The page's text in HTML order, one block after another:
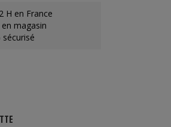
H en France
magasin
sécurisé